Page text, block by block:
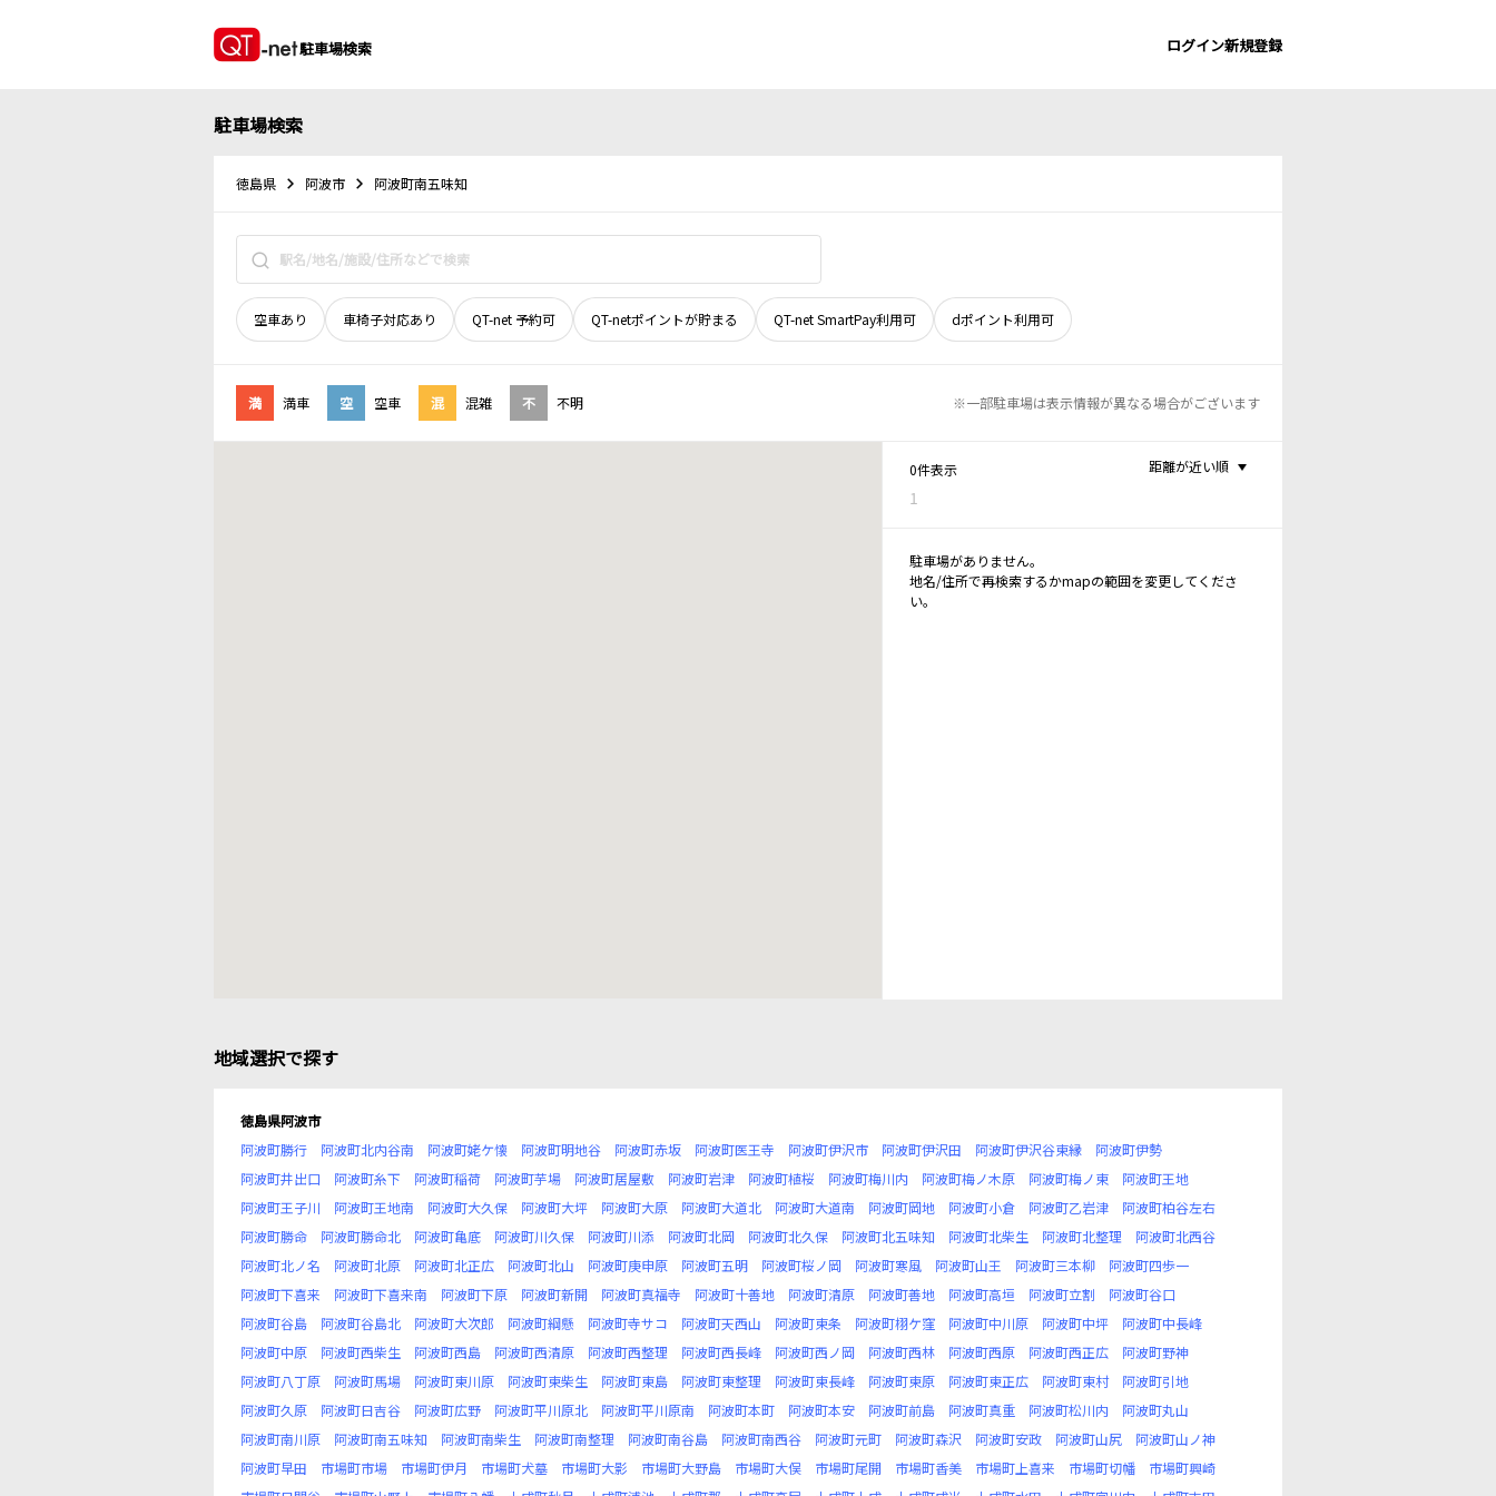
駐車場検索 ログイン新規登録
駐車場検索
徳島県 阿波市 阿波町南五味知
空車あり 車椅子対応あり QT-net 予約可 QT-netポイントが貯まる QT-net SmartPay利用可 dポイント利用可
満 満車 空 空車 混 混雑 不 不明 ※一部駐車場は表示情報が異なる場合がございます
0件表示
1
距離が近い順
駐車場がありません。
地名/住所で再検索するかmapの範囲を変更してくださ
い。
地域選択で探す
徳島県阿波市
阿波町勝行
阿波町北内谷南 阿波町姥ケ懐 阿波町明地谷 阿波町赤坂 阿波町医王寺 阿波町伊沢市 阿波町伊沢田 阿波町伊沢谷東縁
阿波町伊勢
阿波町井出口
阿波町糸下 阿波町稲荷 阿波町芋場 阿波町居屋敷 阿波町岩津 阿波町植桜 阿波町梅川内 阿波町梅ノ木原 阿波町梅ノ東
阿波町王地
阿波町王子川
阿波町王地南 阿波町大久保 阿波町大坪 阿波町大原 阿波町大道北 阿波町大道南 阿波町岡地 阿波町小倉 阿波町乙岩津
阿波町柏谷左右
阿波町勝命
阿波町勝命北 阿波町亀底 阿波町川久保 阿波町川添 阿波町北岡 阿波町北久保 阿波町北五味知 阿波町北柴生 阿波町北整理
阿波町北西谷
阿波町北ノ名
阿波町北原 阿波町北正広 阿波町北山 阿波町庚申原 阿波町五明 阿波町桜ノ岡 阿波町寒風 阿波町山王 阿波町三本柳
阿波町四歩一
阿波町下喜来
阿波町下喜来南 阿波町下原 阿波町新開 阿波町真福寺 阿波町十善地 阿波町清原 阿波町善地 阿波町高垣 阿波町立割
阿波町谷口
阿波町谷島
阿波町谷島北 阿波町大次郎 阿波町綱懸 阿波町寺サコ 阿波町天西山 阿波町東条 阿波町栩ケ窪 阿波町中川原 阿波町中坪
阿波町中長峰
阿波町中原
阿波町西柴生 阿波町西島 阿波町西清原 阿波町西整理 阿波町西長峰 阿波町西ノ岡 阿波町西林 阿波町西原 阿波町西正広
阿波町野神
阿波町八丁原
阿波町馬場 阿波町東川原 阿波町東柴生 阿波町東島 阿波町東整理 阿波町東長峰 阿波町東原 阿波町東正広 阿波町東村
阿波町引地
阿波町久原
阿波町日吉谷 阿波町広野 阿波町平川原北 阿波町平川原南 阿波町本町 阿波町本安 阿波町前島 阿波町真重 阿波町松川内
阿波町丸山
阿波町南川原
阿波町南五味知 阿波町南柴生 阿波町南整理 阿波町南谷島 阿波町南西谷 阿波町元町 阿波町森沢 阿波町安政 阿波町山尻
阿波町山ノ神
阿波町早田
市場町市場 市場町伊月 市場町犬墓 市場町大影 市場町大野島 市場町大俣 市場町尾開 市場町香美 市場町上喜来 市場町切幡
市場町興崎